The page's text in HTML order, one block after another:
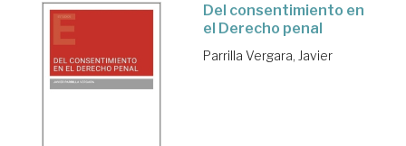
Del consentimiento en
el Derecho penal
Parrilla Vergara, Javier